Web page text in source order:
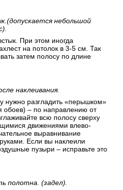
небольшой
При этом иногда
на потолок в 3-5 см. Так
затем полосу по длине
наклеивания.
нужно разгладить «перышком»
обоев) – по направлению от
всю полосу сверху
движениями влево-
выравнивание
Если вы наклеили
пузыри – исправьте это
полотна. (задел).